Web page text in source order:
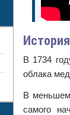
В 1734
облака
В
самого